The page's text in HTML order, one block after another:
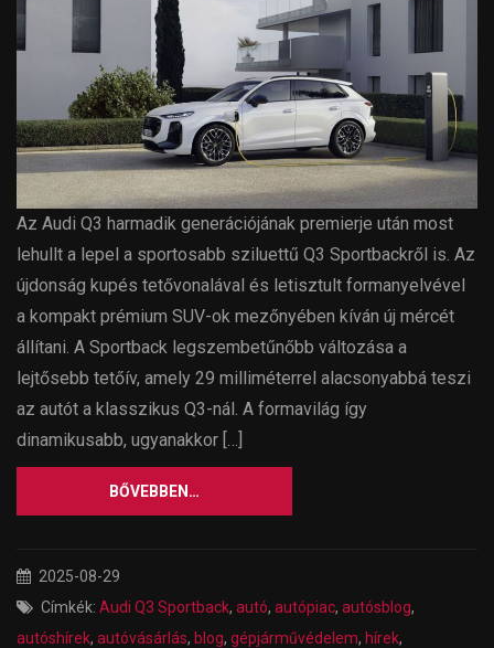
Az Audi Q3 harmadik generációjának premierje után most
lehullt a lepel a sportosabb sziluettű Q3 Sportbackről is. Az
újdonság kupés tetővonalával és letisztult formanyelvével
a kompakt prémium SUV-ok mezőnyében kíván új mércét
állítani. A Sportback legszembetűnőbb változása a
lejtősebb tetőív, amely 29 milliméterrel alacsonyabbá teszi
az autót a klasszikus Q3-nál. A formavilág így
dinamikusabb, ugyanakkor […]
BŐVEBBEN…
2025-08-29
Címkék: Audi Q3 Sportback, autó, autópiac, autósblog,
autóshírek, autóvásárlás, blog, gépjárművédelem, hírek,